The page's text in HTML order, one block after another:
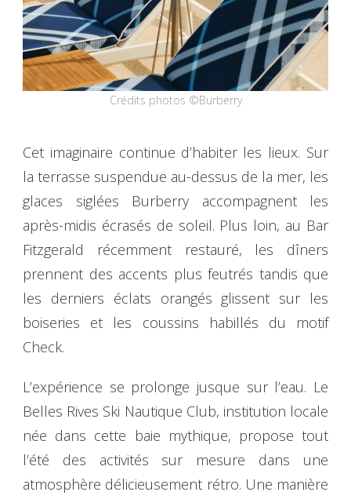
Crédits photos ©Burberry
Cet imaginaire continue d’habiter les lieux. Sur
la terrasse suspendue au-dessus de la mer, les
glaces siglées Burberry accompagnent les
après-midis écrasés de soleil. Plus loin, au Bar
Fitzgerald récemment restauré, les dîners
prennent des accents plus feutrés tandis que
les derniers éclats orangés glissent sur les
boiseries et les coussins habillés du motif
Check.
L’expérience se prolonge jusque sur l’eau. Le
Belles Rives Ski Nautique Club, institution locale
née dans cette baie mythique, propose tout
l’été des activités sur mesure dans une
atmosphère délicieusement rétro. Une manière